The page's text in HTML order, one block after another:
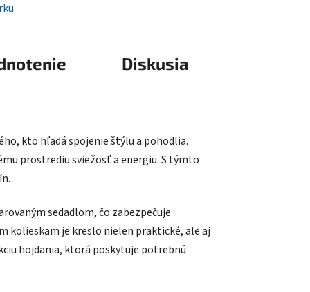
Diskusia
kto hľadá spojenie štýlu a pohodlia.
prostrediu sviežosť a energiu. S týmto
sedadlom, čo zabezpečuje
kolieskam je kreslo nielen praktické, ale aj
hojdania, ktorá poskytuje potrebnú